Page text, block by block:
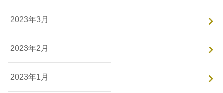
2023年3月
2023年2月
2023年1月